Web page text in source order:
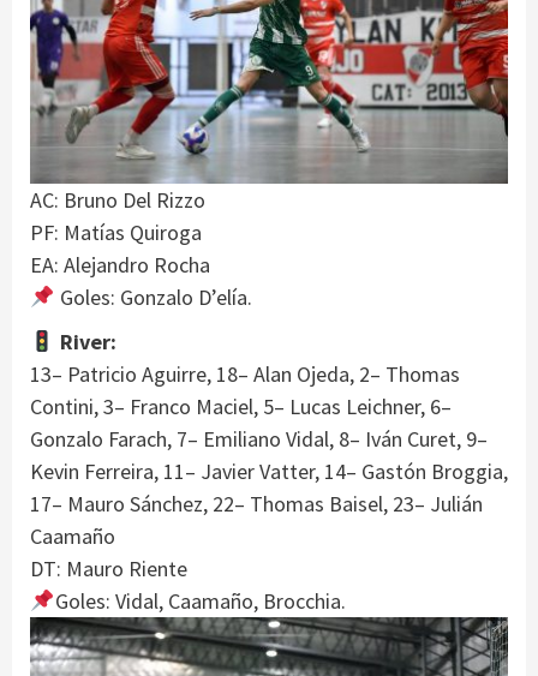
AC: Bruno Del Rizzo
PF: Matías Quiroga
EA: Alejandro Rocha
Goles: Gonzalo D’elía.
River:
13– Patricio Aguirre, 18– Alan Ojeda, 2– Thomas
Contini, 3– Franco Maciel, 5– Lucas Leichner, 6–
Gonzalo Farach, 7– Emiliano Vidal, 8– Iván Curet, 9–
Kevin Ferreira, 11– Javier Vatter, 14– Gastón Broggia,
17– Mauro Sánchez, 22– Thomas Baisel, 23– Julián
Caamaño
DT: Mauro Riente
Goles: Vidal, Caamaño, Brocchia.